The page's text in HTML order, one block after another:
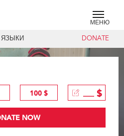
МЕНЮ
ЯЗЫКИ DONATE
100 $ $